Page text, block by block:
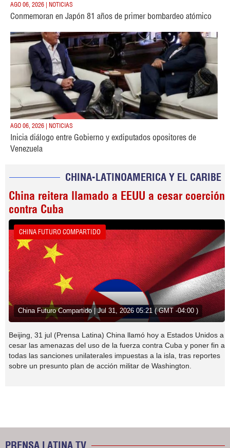
AGO 06, 2026 | NOTICIAS
Conmemoran en Japón 81 años de primer bombardeo atómico
AGO 06, 2026 | NOTICIAS
Inicia diálogo entre Gobierno y exdiputados opositores de
Venezuela
CHINA-LATINOAMERICA Y EL CARIBE
China reitera llamado a EEUU a cesar coerción
contra Cuba
CHINA FUTURO COMPARTIDO
China Futuro Compartido | Jul 31, 2026 05:21 ( GMT -04:00 )
Beijing, 31 jul (Prensa Latina) China llamó hoy a Estados Unidos a
cesar las amenazas del uso de la fuerza contra Cuba y poner fin a
todas las sanciones unilaterales impuestas a la isla, tras reportes
sobre un presunto plan de acción militar de Washington.
PRENSA LATINA TV